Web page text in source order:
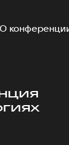
О